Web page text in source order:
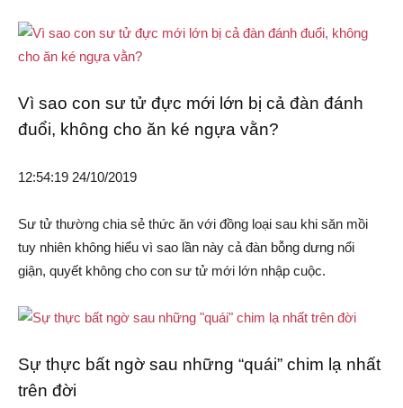
Vì sao con sư tử đực mới lớn bị cả đàn đánh
đuổi, không cho ăn ké ngựa vằn?
12:54:19 24/10/2019
Sư tử thường chia sẻ thức ăn với đồng loại sau khi săn mồi
tuy nhiên không hiểu vì sao lần này cả đàn bỗng dưng nổi
giận, quyết không cho con sư tử mới lớn nhập cuộc.
Sự thực bất ngờ sau những “quái” chim lạ nhất
trên đời